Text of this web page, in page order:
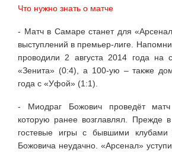
Что нужно знать о матче
- Матч в Самаре станет для
выступлений в премьер-лиге.
проводили 2 августа 2014 года на
«Зенита» (0:4), а 100-ую – также
года с «Уфой» (1:1).
- Миодраг Божович проведёт матч
которую ранее возглавлял. Прежде
гостевые игры с бывшими клубами
Божовича неудачно. «Арсенал»